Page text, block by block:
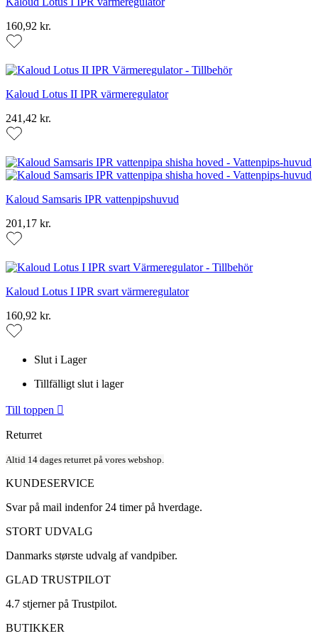
160,92 kr.
Kaloud Lotus II IPR värmeregulator
241,42 kr.
Kaloud Samsaris IPR vattenpipshuvud
201,17 kr.
Kaloud Lotus I IPR svart värmeregulator
160,92 kr.
Slut i Lager
Tillfälligt slut i lager
Till toppen 
Returret
Altid 14 dages returret på vores webshop.
KUNDESERVICE
Svar på mail indenfor 24 timer på hverdage.
STORT UDVALG
Danmarks største udvalg af vandpiber.
GLAD TRUSTPILOT
4.7 stjerner på Trustpilot.
BUTIKKER